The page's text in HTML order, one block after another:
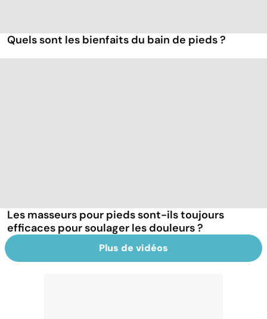
Quels sont les bienfaits du bain de pieds ?
Les masseurs pour pieds sont-ils toujours
efficaces pour soulager les douleurs ?
Plus de vidéos